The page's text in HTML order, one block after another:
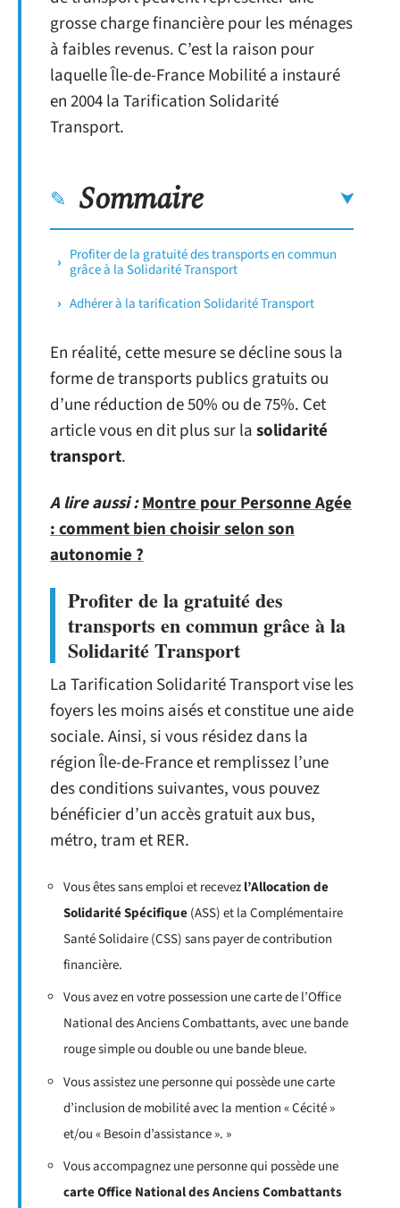
grosse charge financière pour les ménages
à faibles revenus. C’est la raison pour
laquelle Île-de-France Mobilité a instauré
en 2004 la Tarification Solidarité
Transport.
Sommaire
Profiter de la gratuité des transports en commun
grâce à la Solidarité Transport
Adhérer à la tarification Solidarité Transport
En réalité, cette mesure se décline sous la
forme de transports publics gratuits ou
d’une réduction de 50% ou de 75%. Cet
article vous en dit plus sur lasolidarité
transport.
A lire aussi :Montre pour Personne Agée
: comment bien choisir selon son
autonomie ?
Profiter de la gratuité des
transports en commun grâce à la
Solidarité Transport
La Tarification Solidarité Transport vise les
foyers les moins aisés et constitue une aide
sociale. Ainsi, si vous résidez dans la
région Île-de-France et remplissez l’une
des conditions suivantes, vous pouvez
bénéficier d’un accès gratuit aux bus,
métro, tram et RER.
Vous êtes sans emploi et recevezl’Allocation de
Solidarité Spécifique(ASS) et la Complémentaire
Santé Solidaire (CSS) sans payer de contribution
financière.
Vous avez en votre possession une carte de l’Office
National des Anciens Combattants, avec une bande
rouge simple ou double ou une bande bleue.
Vous assistez une personne qui possède une carte
d’inclusion de mobilité avec la mention « Cécité »
et/ou « Besoin d’assistance ». »
Vous accompagnez une personne qui possède une
carte Office National des Anciens Combattants